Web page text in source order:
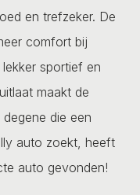
en trefzeker. De
comfort bij
sportief en
maakt de
die een
auto zoekt, heeft
auto gevonden!